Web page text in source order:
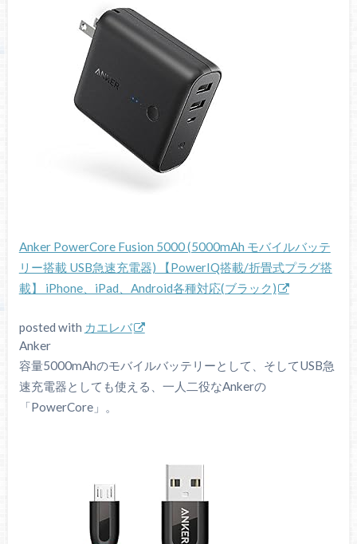
Anker PowerCore Fusion 5000 (5000mAh モバイルバッテ
リー搭載 USB急速充電器) 【PowerIQ搭載/折畳式プラグ搭
載】 iPhone、iPad、Android各種対応(ブラック)
posted with カエレバ
Anker
容量5000mAhのモバイルバッテリーとして、そしてUSB急
速充電器としても使える、一人二役なAnkerの
「PowerCore」。